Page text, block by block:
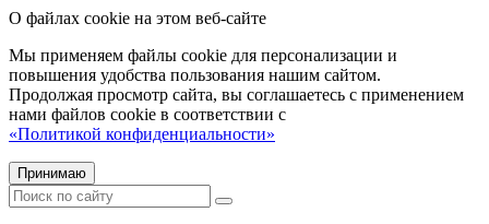
О файлах cookie на этом веб-сайте
Мы применяем файлы cookie для персонализации и
повышения удобства пользования нашим сайтом.
Продолжая просмотр сайта, вы соглашаетесь с применением
нами файлов cookie в соответствии с
«Политикой конфиденциальности»
Принимаю